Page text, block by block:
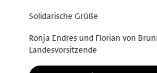
Solidarische Grüße
Ronja Endres und Florian von
Landesvorsitzende